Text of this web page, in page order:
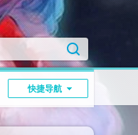
快捷导航